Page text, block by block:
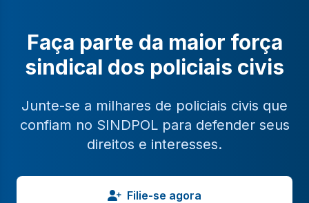
Faça parte da maior força
sindical dos policiais civis
Junte-se a milhares de policiais civis que
confiam no SINDPOL para defender seus
direitos e interesses.
Filie-se agora